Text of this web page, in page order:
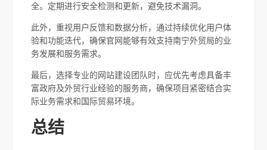
全。定期进行安全检测和更新，避免技术漏洞。
此外，重视用户反馈和数据分析，通过持续优化用户体
验和功能迭代，确保官网能够有效支持南宁外贸局的业
务发展和服务需求。
最后，选择专业的网站建设团队时，应优先考虑具备丰
富政府及外贸行业经验的服务商，确保项目紧密结合实
际业务需求和国际贸易环境。
总结